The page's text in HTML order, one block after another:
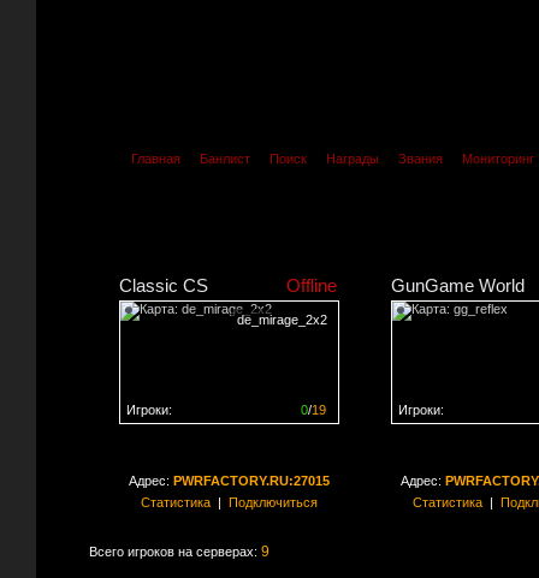
Главная Банлист Поиск Награды Звания Мониторинг
Classic CS Offline
de_mirage_2x2
0/19
Игроки:
GunGame World
Игроки:
Адрес: PWRFACTORY.RU:27015
Статистика| Подключиться
Адрес:
Статистика|
Всего игроков на серверах: 9